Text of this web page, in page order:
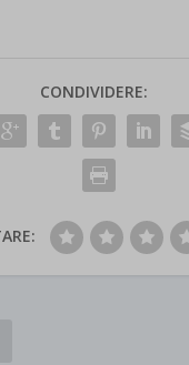
CONDIVIDERE: